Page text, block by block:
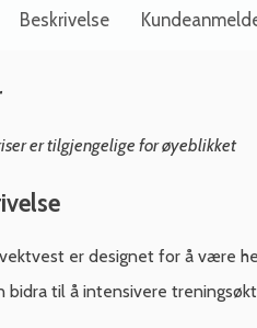
Beskrivelse
er tilgjengelige for øyeblikket
er designet for å være
bidra til å intensivere